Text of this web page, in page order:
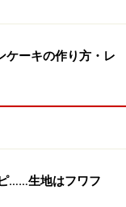
ケーキの作り方・レ
……生地はフワフ